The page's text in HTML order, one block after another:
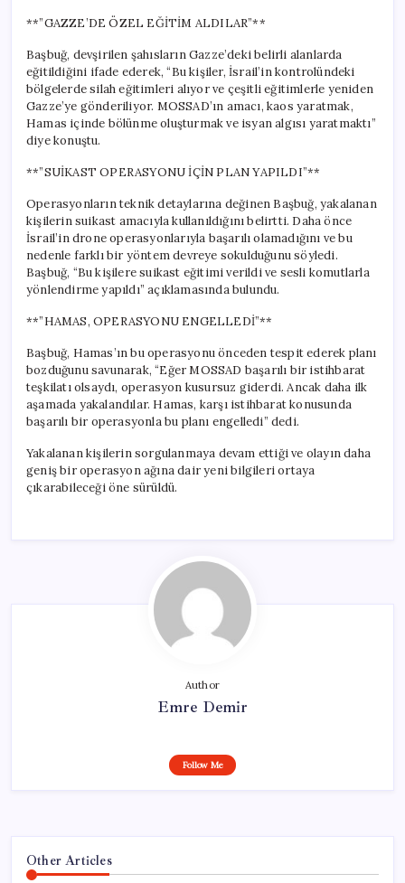
**”GAZZE’DE ÖZEL EĞİTİM ALDILAR”**
Başbuğ, devşirilen şahısların Gazze’deki belirli alanlarda
eğitildiğini ifade ederek, “Bu kişiler, İsrail’in kontrolündeki
bölgelerde silah eğitimleri alıyor ve çeşitli eğitimlerle yeniden
Gazze’ye gönderiliyor. MOSSAD’ın amacı, kaos yaratmak,
Hamas içinde bölünme oluşturmak ve isyan algısı yaratmaktı”
diye konuştu.
**”SUİKAST OPERASYONU İÇİN PLAN YAPILDI”**
Operasyonların teknik detaylarına değinen Başbuğ, yakalanan
kişilerin suikast amacıyla kullanıldığını belirtti. Daha önce
İsrail’in drone operasyonlarıyla başarılı olamadığını ve bu
nedenle farklı bir yöntem devreye sokulduğunu söyledi.
Başbuğ, “Bu kişilere suikast eğitimi verildi ve sesli komutlarla
yönlendirme yapıldı” açıklamasında bulundu.
**”HAMAS, OPERASYONU ENGELLEDİ”**
Başbuğ, Hamas’ın bu operasyonu önceden tespit ederek planı
bozduğunu savunarak, “Eğer MOSSAD başarılı bir istihbarat
teşkilatı olsaydı, operasyon kusursuz giderdi. Ancak daha ilk
aşamada yakalandılar. Hamas, karşı istihbarat konusunda
başarılı bir operasyonla bu planı engelledi” dedi.
Yakalanan kişilerin sorgulanmaya devam ettiği ve olayın daha
geniş bir operasyon ağına dair yeni bilgileri ortaya
çıkarabileceği öne sürüldü.
Author
Emre Demir
Follow Me
Other Articles